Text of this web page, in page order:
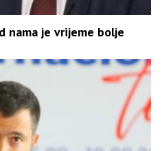
nama je vrijeme bolje